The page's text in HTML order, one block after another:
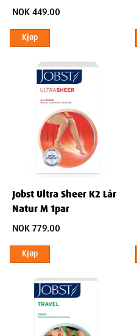
NOK 449.00
Kjøp
Jobst Ultra Sheer K2 Lår
Natur M 1par
NOK 779.00
Kjøp